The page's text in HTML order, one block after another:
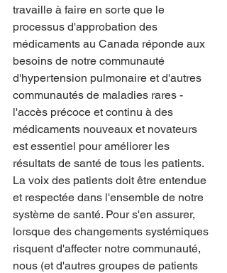
travaille à faire en sorte que le
processus d'approbation des
médicaments au Canada réponde aux
besoins de notre communauté
d'hypertension pulmonaire et d'autres
communautés de maladies rares -
l'accès précoce et continu à des
médicaments nouveaux et novateurs
est essentiel pour améliorer les
résultats de santé de tous les patients.
La voix des patients doit être entendue
et respectée dans l'ensemble de notre
système de santé. Pour s'en assurer,
lorsque des changements systémiques
risquent d'affecter notre communauté,
nous (et d'autres groupes de patients